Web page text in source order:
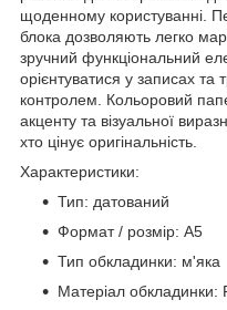
щоденному користуванні.
блока дозволяють легко
зручний функціональний
орієнтуватися у записах та
контролем. Кольоровий
акценту та візуальної
хто цінує оригінальність.
Характеристики:
Тип: датований
Формат / розмір: A5
Тип обкладинки: м'яка
Матеріал обкладинки: